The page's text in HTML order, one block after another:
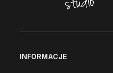
INFORMACJE